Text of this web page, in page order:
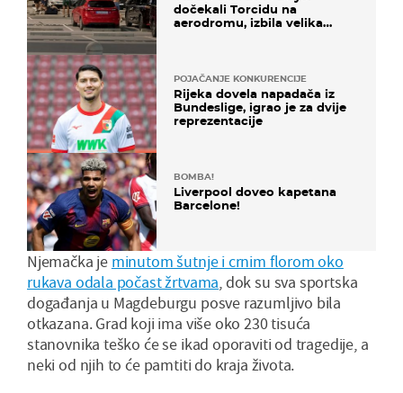
dočekali Torcidu na
aerodromu, izbila velika
POJAČANJE KONKURENCIJE
Rijeka dovela napadača iz
Bundeslige, igrao je za dvije
reprezentacije
BOMBA!
Liverpool doveo kapetana
Barcelone!
Njemačka je minutom šutnje i crnim florom oko
rukava odala počast žrtvama, dok su sva sportska
događanja u Magdeburgu posve razumljivo bila
otkazana. Grad koji ima više oko 230 tisuća
stanovnika teško će se ikad oporaviti od tragedije, a
neki od njih to će pamtiti do kraja života.